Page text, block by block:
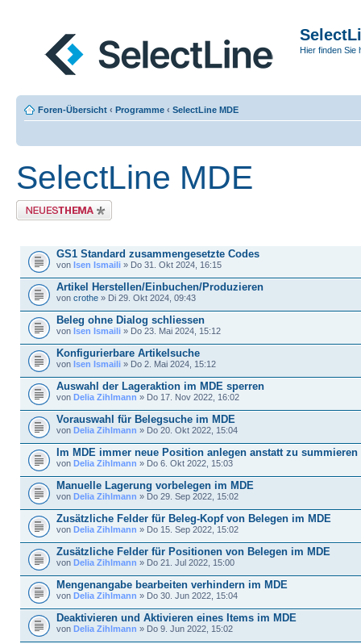
Hier finden Sie
Foren-Übersicht ‹ Programme ‹ SelectLine MDE
SelectLine MDE
Neues Thema erstellen
GS1 Standard zusammengesetzte Codes
von Isen Ismaili » Do 31. Okt 2024, 16:15
Artikel Herstellen/Einbuchen/Produzieren
von crothe » Di 29. Okt 2024, 09:43
Beleg ohne Dialog schliessen
von Isen Ismaili » Do 23. Mai 2024, 15:12
Konfigurierbare Artikelsuche
von Isen Ismaili » Do 2. Mai 2024, 15:12
Auswahl der Lageraktion im MDE sperren
von Delia Zihlmann » Do 17. Nov 2022, 16:02
Vorauswahl für Belegsuche im MDE
von Delia Zihlmann » Do 20. Okt 2022, 15:04
Im MDE immer neue Position anlegen anstatt zu summieren
von Delia Zihlmann » Do 6. Okt 2022, 15:03
Manuelle Lagerung vorbelegen im MDE
von Delia Zihlmann » Do 29. Sep 2022, 15:02
Zusätzliche Felder für Beleg-Kopf von Belegen im MDE
von Delia Zihlmann » Do 15. Sep 2022, 15:02
Zusätzliche Felder für Positionen von Belegen im MDE
von Delia Zihlmann » Do 21. Jul 2022, 15:00
Mengenangabe bearbeiten verhindern im MDE
von Delia Zihlmann » Do 30. Jun 2022, 15:04
Deaktivieren und Aktivieren eines Items im MDE
von Delia Zihlmann » Do 9. Jun 2022, 15:02